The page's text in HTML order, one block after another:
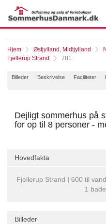
Hjem Østjylland, Midtjylland
Fjellerup Strand
781
Billeder Beskrivelse Faciliteter
Dejligt sommerhus på
for op til 8 personer -
Hovedfakta
Fjellerup Strand | 600 til vand
1
Billeder